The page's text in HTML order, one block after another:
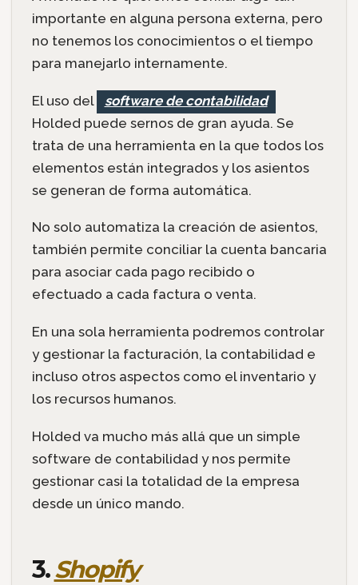
importante en alguna persona externa, pero
no tenemos los conocimientos o el tiempo
para manejarlo internamente.
El uso del
software de contabilidad
Holded puede sernos de gran ayuda. Se
trata de una herramienta en la que todos los
elementos están integrados y los asientos
se generan de forma automática.
No solo automatiza la creación de asientos,
también permite conciliar la cuenta bancaria
para asociar cada pago recibido o
efectuado a cada factura o venta.
En una sola herramienta podremos controlar
y gestionar la facturación, la contabilidad e
incluso otros aspectos como el inventario y
los recursos humanos.
Holded va mucho más allá que un simple
software de contabilidad y nos permite
gestionar casi la totalidad de la empresa
desde un único mando.
3.Shopify